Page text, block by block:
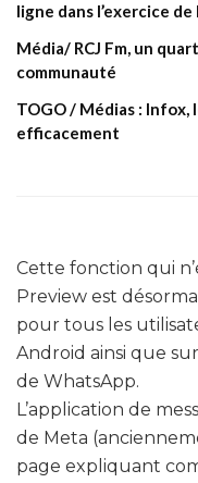
ligne dans l’exercice
Média/ RCJ Fm, un
communauté
TOGO / Médias :
efficacement
Cette fonction qui
Preview est
pour tous les
Android ainsi que
de WhatsApp.
L’application de
de Meta
page expliquant